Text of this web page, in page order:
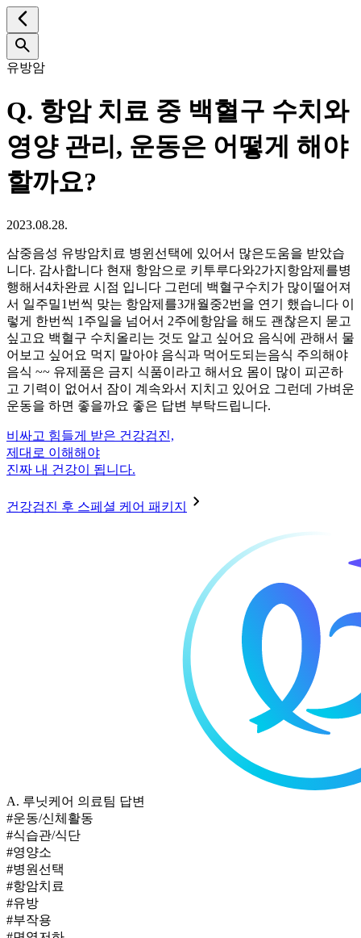
유방암
Q. 항암 치료 중 백혈구 수치와
영양 관리, 운동은 어떻게 해야
할까요?
2023.08.28.
삼중음성 유방암치료 병윈선택에 있어서 많은도움을 받았습
니다. 감사합니다 현재 항암으로 키투루다와2가지항암제를병
행해서4차완료 시점 입니다 그런데 백혈구수치가 많이떨어져
서 일주밀1번씩 맞는 항암제를3개월중2번을 연기 했습니다 이
렇게 한번씩 1주일을 넘어서 2주에항암을 해도 괜찮은지 묻고
싶고요 백혈구 수치올리는 것도 알고 싶어요 음식에 관해서 물
어보고 싶어요 먹지 말아야 음식과 먹어도되는음식 주의해야
음식 ~~ 유제품은 금지 식품이라고 해서요 몸이 많이 피곤하
고 기력이 없어서 잠이 계속와서 지치고 있어요 그런데 가벼운
운동을 하면 좋을까요 좋은 답변 부탁드립니다.
비싸고 힘들게 받은 건강검진,
제대로 이해해야
진짜 내 건강이 됩니다.
건강검진 후 스페셜 케어 패키지
A. 루닛케어 의료팀 답변
#운동/신체활동
#식습관/식단
#영양소
#병원선택
#항암치료
#유방
#부작용